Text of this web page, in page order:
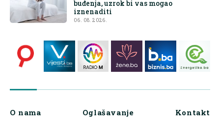
buđenja, uzrok bi vas mogao
iznenaditi
06. 08. 2026.
O nama Oglašavanje Kontakt